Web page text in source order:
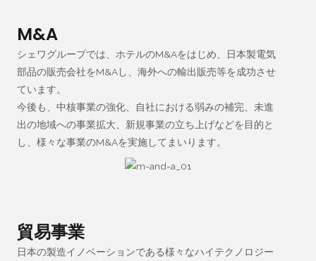
M&A
シェワグループでは、ホテルのM&Aをはじめ、日本製電気
部品の販売会社をM&Aし、海外への輸出販売等を成功させ
ています。
今後も、中核事業の強化、自社における弱みの補完、未進
出の地域への事業拡大、新規事業の立ち上げなどを目的と
し、様々な事業のM&Aを実施してまいります。
貿易事業
日本の製造イノベーションである様々なハイテクノロジー